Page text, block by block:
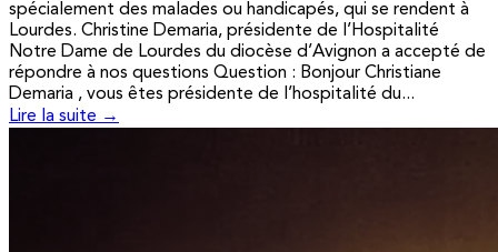
spécialement des malades ou handicapés, qui se rendent à
Lourdes. Christine Demaria, présidente de l’Hospitalité
Notre Dame de Lourdes du diocèse d’Avignon a accepté de
répondre à nos questions Question : Bonjour Christiane
Demaria , vous êtes présidente de l’hospitalité du...
Lire la suite →